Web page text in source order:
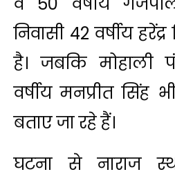
निवासी 42 वर्षीय
है। जबकि मोहाली
वर्षीय मनप्रीत सिंह
बताए जा रहे हैं।
घटना से नाराज